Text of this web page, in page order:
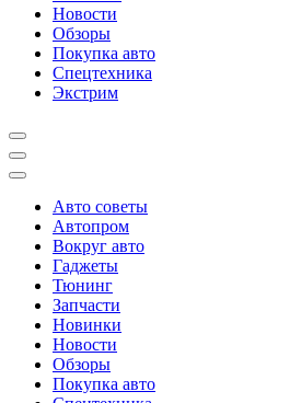
Новости
Обзоры
Покупка авто
Спецтехника
Экстрим
Авто советы
Автопром
Вокруг авто
Гаджеты
Тюнинг
Запчасти
Новинки
Новости
Обзоры
Покупка авто